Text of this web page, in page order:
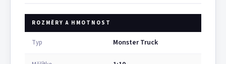
ROZMĚRY A HMOTNOST
Typ Monster Truck